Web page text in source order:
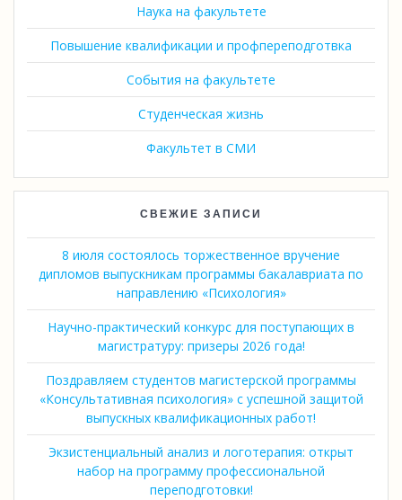
Наука на факультете
Повышение квалификации и профпереподготвка
События на факультете
Студенческая жизнь
Факультет в СМИ
СВЕЖИЕ ЗАПИСИ
8 июля состоялось торжественное вручение
дипломов выпускникам программы бакалавриата по
направлению «Психология»
Научно-практический конкурс для поступающих в
магистратуру: призеры 2026 года!
Поздравляем студентов магистерской программы
«Консультативная психология» с успешной защитой
выпускных квалификационных работ!
Экзистенциальный анализ и логотерапия: открыт
набор на программу профессиональной
переподготовки!